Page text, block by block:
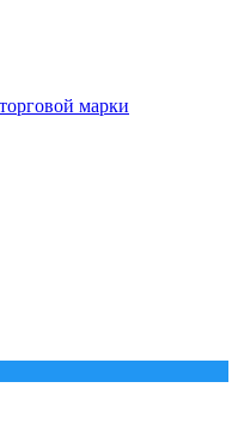
марки